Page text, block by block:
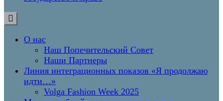
О нас
Наш Попечительский Совет
Наши Партнеры
Линия интеграционных показов «Я продолжаю
идти…»
Volga Fashion Week 2025